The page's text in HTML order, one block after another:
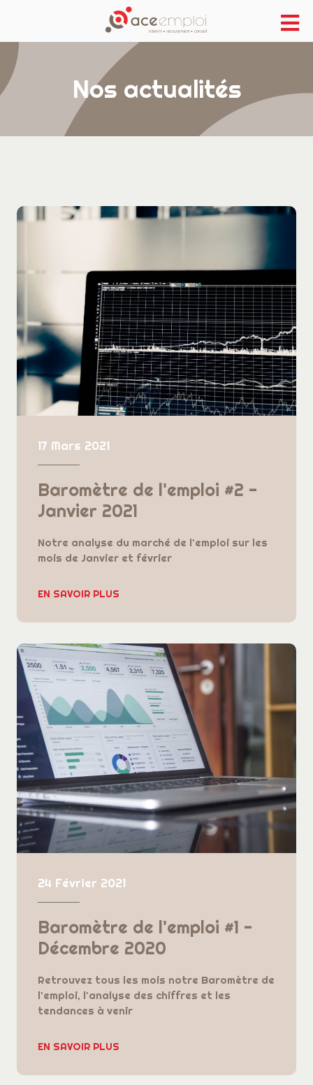
Nos actualités
17 Mars 2021
Baromètre de l'emploi #2 -
Janvier 2021
Notre analyse du marché de l'emploi sur les
mois de Janvier et février
EN SAVOIR PLUS
24 Février 2021
Baromètre de l'emploi #1 -
Décembre 2020
Retrouvez tous les mois notre Baromètre de
l'emploi, l'analyse des chiffres et les
tendances à venir
EN SAVOIR PLUS